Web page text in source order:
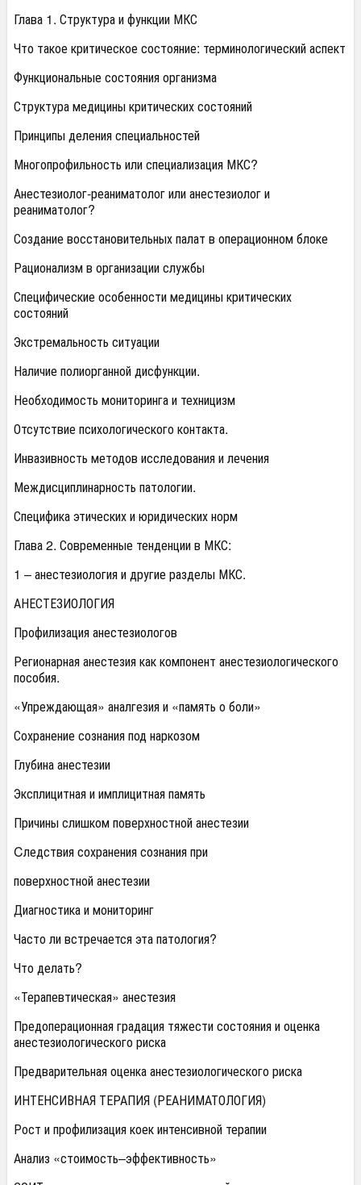
Глава 1. Структура и функции МКС
Что такое критическое состояние: терминологический аспект
Функциональные состояния организма
Структура медицины критических состояний
Принципы деления специальностей
Многопрофильность или специализация МКС?
Анестезиолог-реаниматолог или анестезиолог и
реаниматолог?
Создание восстановительных палат в операционном блоке
Рационализм в организации службы
Специфические особенности медицины критических
состояний
Экстремальность ситуации
Наличие полиорганной дисфункции.
Необходимость мониторинга и техницизм
Отсутствие психологического контакта.
Инвазивность методов исследования и лечения
Междисциплинарность патологии.
Специфика этических и юридических норм
Глава 2. Современные тенденции в МКС:
1 – анестезиология и другие разделы МКС.
АНЕСТЕЗИОЛОГИЯ
Профилизация анестезиологов
Регионарная анестезия как компонент анестезиологического
пособия.
«Упреждающая» аналгезия и «память о боли»
Сохранение сознания под наркозом
Глубина анестезии
Эксплицитная и имплицитная память
Причины слишком поверхностной анестезии
Cледствия сохранения сознания при
поверхностной анестезии
Диагностика и мониторинг
Часто ли встречается эта патология?
Что делать?
«Терапевтическая» анестезия
Предоперационная градация тяжести состояния и оценка
анестезиологического риска
Предварительная оценка анестезиологического риска
ИНТЕНСИВНАЯ ТЕРАПИЯ (РЕАНИМАТОЛОГИЯ)
Рост и профилизация коек интенсивной терапии
Анализ «стоимость–эффективность»